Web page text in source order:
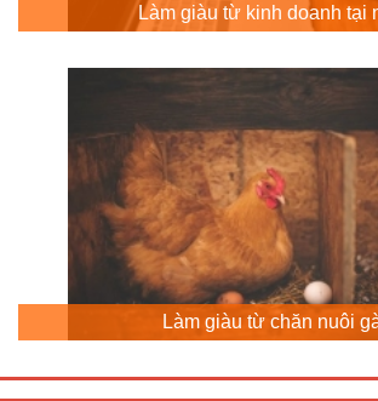
Làm giàu từ kinh doanh tại
Làm giàu từ chăn nuôi